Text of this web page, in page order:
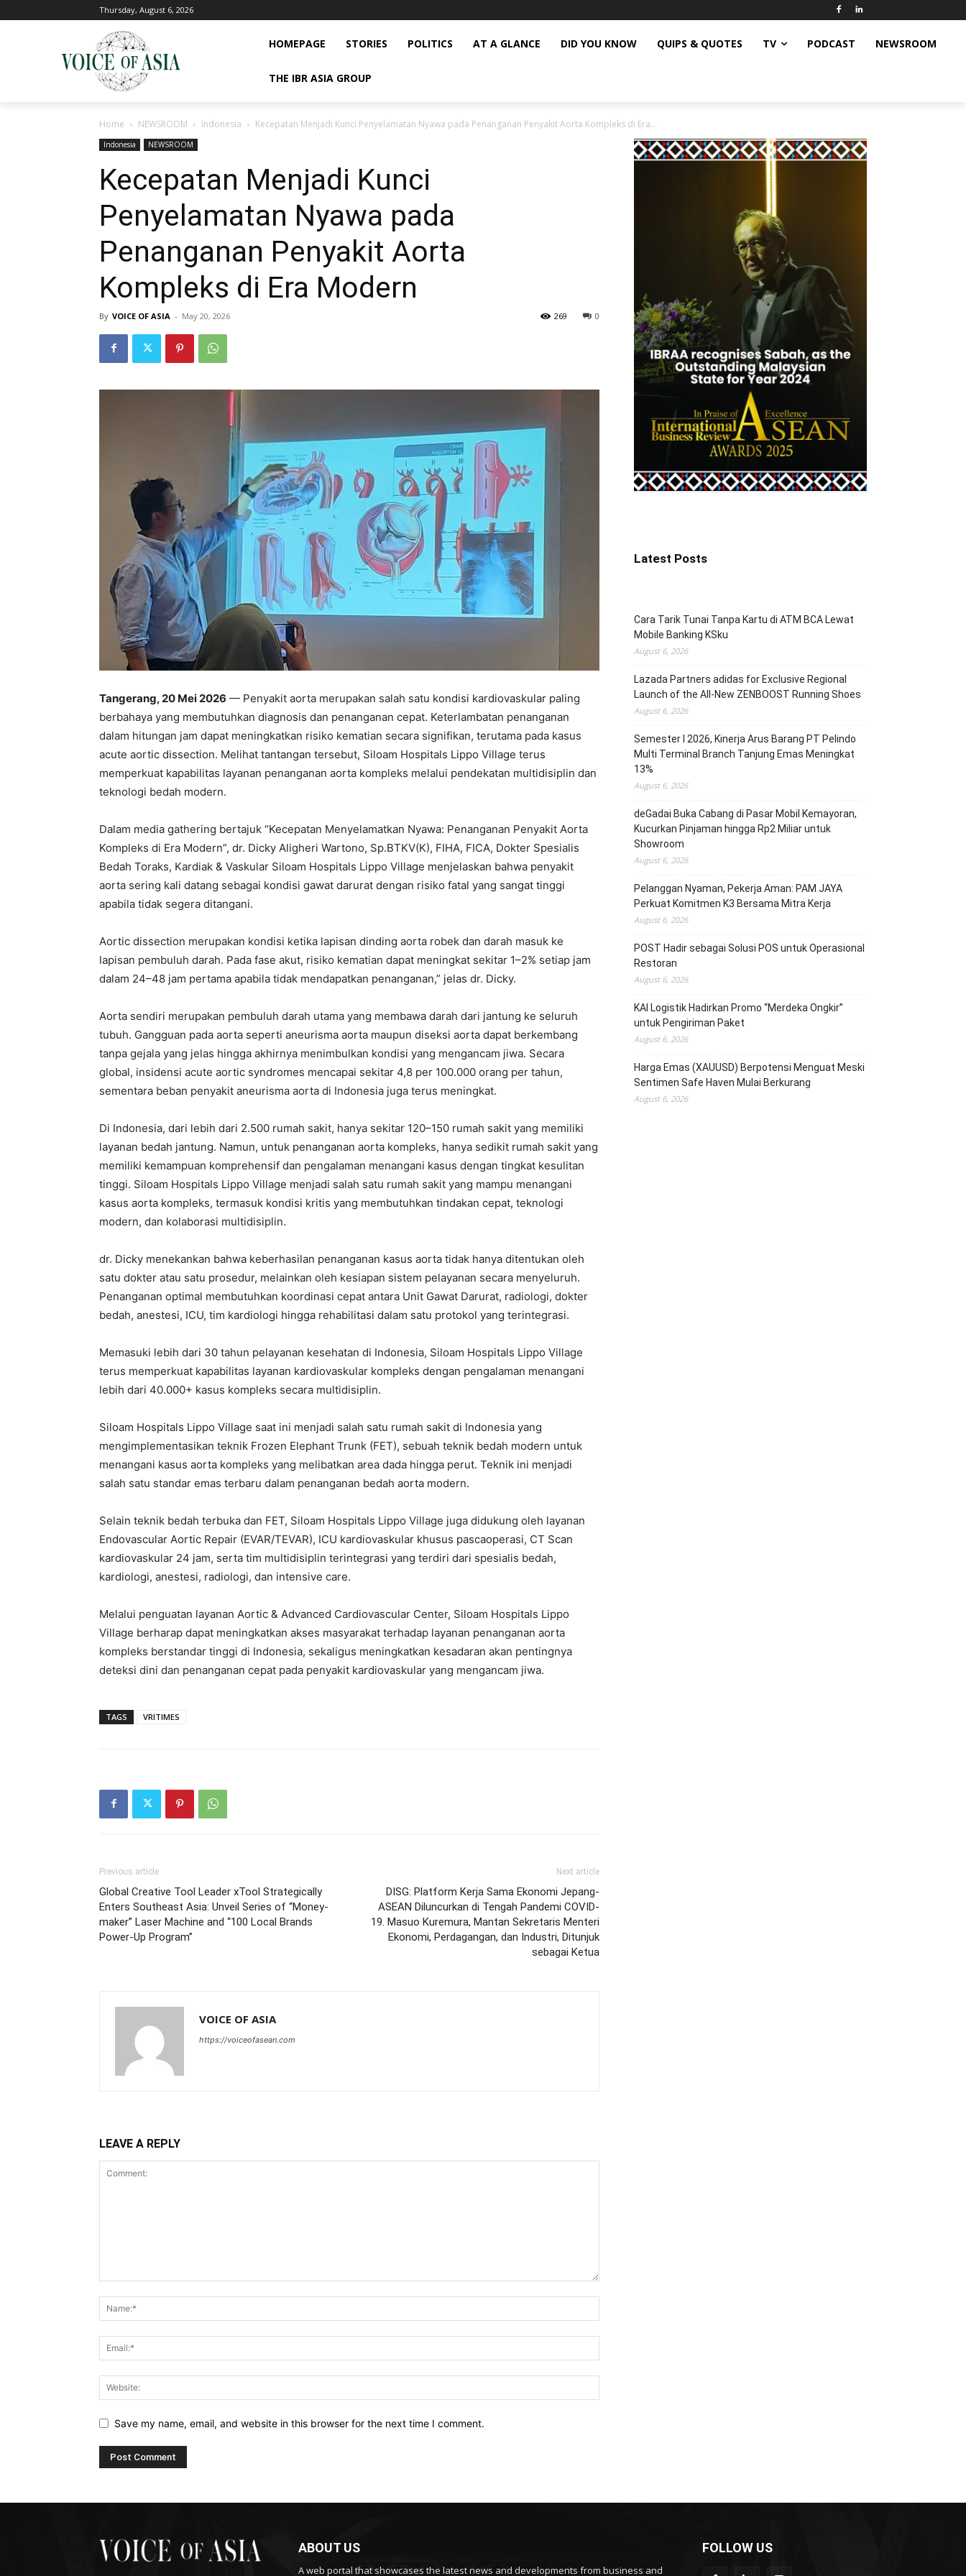
Thursday, August 6, 2026
HOMEPAGE STORIES POLITICS AT A GLANCE DID YOU KNOW QUIPS & QUOTES TV PODCAST NEWSROOM
THE IBR ASIA GROUP
Home NEWSROOM Indonesia Kecepatan Menjadi Kunci Penyelamatan Nyawa pada Penanganan Penyakit Aorta Kompleks di Era...
Indonesia NEWSROOM
Kecepatan Menjadi Kunci
Penyelamatan Nyawa pada
Penanganan Penyakit Aorta
Kompleks di Era Modern
By VOICE OF ASIA - May 20, 2026 0
269
Tangerang, 20 Mei 2026 — Penyakit aorta merupakan salah satu kondisi kardiovaskular paling
berbahaya yang membutuhkan diagnosis dan penanganan cepat. Keterlambatan penanganan
dalam hitungan jam dapat meningkatkan risiko kematian secara signifikan, terutama pada kasus
acute aortic dissection. Melihat tantangan tersebut, Siloam Hospitals Lippo Village terus
memperkuat kapabilitas layanan penanganan aorta kompleks melalui pendekatan multidisiplin dan
teknologi bedah modern.
Dalam media gathering bertajuk “Kecepatan Menyelamatkan Nyawa: Penanganan Penyakit Aorta
Kompleks di Era Modern”, dr. Dicky Aligheri Wartono, Sp.BTKV(K), FIHA, FICA, Dokter Spesialis
Bedah Toraks, Kardiak & Vaskular Siloam Hospitals Lippo Village menjelaskan bahwa penyakit
aorta sering kali datang sebagai kondisi gawat darurat dengan risiko fatal yang sangat tinggi
apabila tidak segera ditangani.
Aortic dissection merupakan kondisi ketika lapisan dinding aorta robek dan darah masuk ke
lapisan pembuluh darah. Pada fase akut, risiko kematian dapat meningkat sekitar 1–2% setiap jam
dalam 24–48 jam pertama apabila tidak mendapatkan penanganan,” jelas dr. Dicky.
Aorta sendiri merupakan pembuluh darah utama yang membawa darah dari jantung ke seluruh
tubuh. Gangguan pada aorta seperti aneurisma aorta maupun diseksi aorta dapat berkembang
tanpa gejala yang jelas hingga akhirnya menimbulkan kondisi yang mengancam jiwa. Secara
global, insidensi acute aortic syndromes mencapai sekitar 4,8 per 100.000 orang per tahun,
sementara beban penyakit aneurisma aorta di Indonesia juga terus meningkat.
Di Indonesia, dari lebih dari 2.500 rumah sakit, hanya sekitar 120–150 rumah sakit yang memiliki
layanan bedah jantung. Namun, untuk penanganan aorta kompleks, hanya sedikit rumah sakit yang
memiliki kemampuan komprehensif dan pengalaman menangani kasus dengan tingkat kesulitan
tinggi. Siloam Hospitals Lippo Village menjadi salah satu rumah sakit yang mampu menangani
kasus aorta kompleks, termasuk kondisi kritis yang membutuhkan tindakan cepat, teknologi
modern, dan kolaborasi multidisiplin.
dr. Dicky menekankan bahwa keberhasilan penanganan kasus aorta tidak hanya ditentukan oleh
satu dokter atau satu prosedur, melainkan oleh kesiapan sistem pelayanan secara menyeluruh.
Penanganan optimal membutuhkan koordinasi cepat antara Unit Gawat Darurat, radiologi, dokter
bedah, anestesi, ICU, tim kardiologi hingga rehabilitasi dalam satu protokol yang terintegrasi.
Memasuki lebih dari 30 tahun pelayanan kesehatan di Indonesia, Siloam Hospitals Lippo Village
terus memperkuat kapabilitas layanan kardiovaskular kompleks dengan pengalaman menangani
lebih dari 40.000+ kasus kompleks secara multidisiplin.
Siloam Hospitals Lippo Village saat ini menjadi salah satu rumah sakit di Indonesia yang
mengimplementasikan teknik Frozen Elephant Trunk (FET), sebuah teknik bedah modern untuk
menangani kasus aorta kompleks yang melibatkan area dada hingga perut. Teknik ini menjadi
salah satu standar emas terbaru dalam penanganan bedah aorta modern.
Selain teknik bedah terbuka dan FET, Siloam Hospitals Lippo Village juga didukung oleh layanan
Endovascular Aortic Repair (EVAR/TEVAR), ICU kardiovaskular khusus pascaoperasi, CT Scan
kardiovaskular 24 jam, serta tim multidisiplin terintegrasi yang terdiri dari spesialis bedah,
kardiologi, anestesi, radiologi, dan intensive care.
Melalui penguatan layanan Aortic & Advanced Cardiovascular Center, Siloam Hospitals Lippo
Village berharap dapat meningkatkan akses masyarakat terhadap layanan penanganan aorta
kompleks berstandar tinggi di Indonesia, sekaligus meningkatkan kesadaran akan pentingnya
deteksi dini dan penanganan cepat pada penyakit kardiovaskular yang mengancam jiwa.
TAGS VRITIMES
Previous article
Global Creative Tool Leader xTool Strategically
Enters Southeast Asia: Unveil Series of “Money-
maker” Laser Machine and “100 Local Brands
Power-Up Program”
Next article
DISG: Platform Kerja Sama Ekonomi Jepang-
ASEAN Diluncurkan di Tengah Pandemi COVID-
19. Masuo Kuremura, Mantan Sekretaris Menteri
Ekonomi, Perdagangan, dan Industri, Ditunjuk
sebagai Ketua
VOICE OF ASIA
https://voiceofasean.com
LEAVE A REPLY
Save my name, email, and website in this browser for the next time I comment.
Latest Posts
Cara Tarik Tunai Tanpa Kartu di ATM BCA Lewat
Mobile Banking KSku
August 6, 2026
Lazada Partners adidas for Exclusive Regional
Launch of the All-New ZENBOOST Running Shoes
August 6, 2026
Semester I 2026, Kinerja Arus Barang PT Pelindo
Multi Terminal Branch Tanjung Emas Meningkat
13%
August 6, 2026
deGadai Buka Cabang di Pasar Mobil Kemayoran,
Kucurkan Pinjaman hingga Rp2 Miliar untuk
Showroom
August 6, 2026
Pelanggan Nyaman, Pekerja Aman: PAM JAYA
Perkuat Komitmen K3 Bersama Mitra Kerja
August 6, 2026
POST Hadir sebagai Solusi POS untuk Operasional
Restoran
August 6, 2026
KAI Logistik Hadirkan Promo “Merdeka Ongkir”
untuk Pengiriman Paket
August 6, 2026
Harga Emas (XAUUSD) Berpotensi Menguat Meski
Sentimen Safe Haven Mulai Berkurang
August 6, 2026
ABOUT US
A web portal that showcases the latest news and developments from business and
FOLLOW US